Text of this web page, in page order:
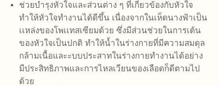
ช่วยบำรุงหัวใจและส่วนต่าง ๆ ที่เกี่ยวข้องกับหัวใจ
ทำให้หัวใจทำงานได้ดีขึ้น เนื่องจากในเห็ดนางฟ้าเป็น
เเหล่งของโพเเทสเซียมด้วย ซึ่งมีส่วนช่วยในการเต้น
ของหัวใจเป็นปกติ ทำให้น้ำในร่างกายที่มีความสมดุล
กล้ามเนื้อและะบบประสาทในร่างกายทำงานได้อย่าง
มีประสิทธิภาพและการไหลเวียนของเลือดก็ดีตามไป
ด้วย